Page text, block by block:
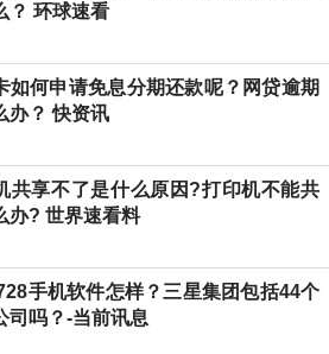
？ 环球速看
如何申请免息分期还款呢？网贷逾期
办？ 快资讯
共享不了是什么原因?打印机不能共
办? 世界速看料
手机软件怎样？三星集团包括44个
司吗？-当前讯息